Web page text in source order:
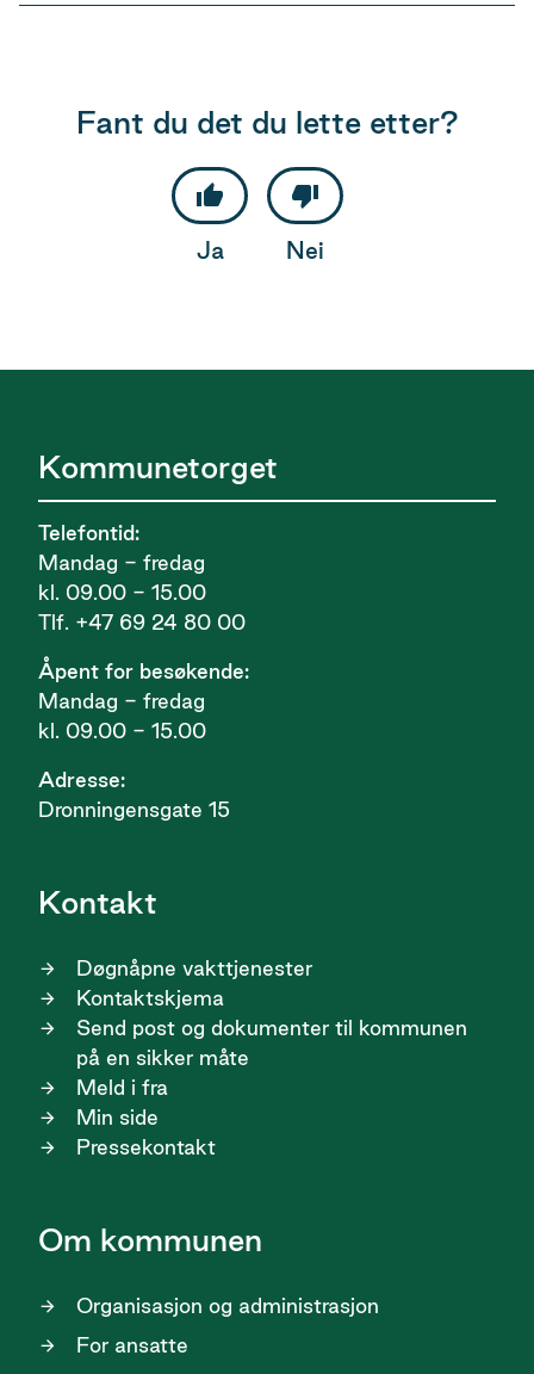
Fant du det du lette etter?
Ja Nei
Kommunetorget
Telefontid:
Mandag - fredag
kl. 09.00 - 15.00
Tlf. +47 69 24 80 00
Åpent for besøkende:
Mandag - fredag
kl. 09.00 - 15.00
Adresse:
Dronningensgate 15
Kontakt
Døgnåpne vakttjenester
Kontaktskjema
Send post og dokumenter til kommunen
på en sikker måte
Meld i fra
Min side
Pressekontakt
Om kommunen
Organisasjon og administrasjon
For ansatte